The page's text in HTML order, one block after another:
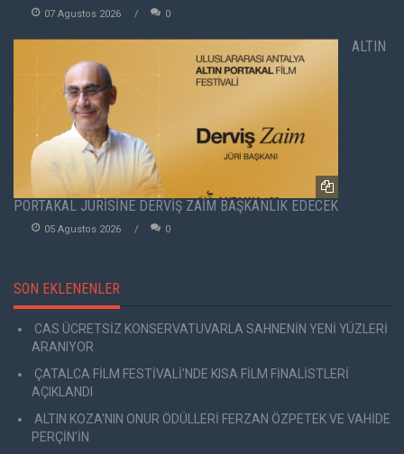
07 Agustos 2026 0
ALTIN
PORTAKAL JÜRİSİNE DERVİŞ ZAİM BAŞKANLIK EDECEK
05 Agustos 2026 0
SON EKLENENLER
CAS ÜCRETSİZ KONSERVATUVARLA SAHNENİN YENİ YÜZLERİ
ARANIYOR
ÇATALCA FİLM FESTİVALİ'NDE KISA FİLM FİNALİSTLERİ
AÇIKLANDI
ALTIN KOZA'NIN ONUR ÖDÜLLERİ FERZAN ÖZPETEK VE VAHİDE
PERÇİN'İN